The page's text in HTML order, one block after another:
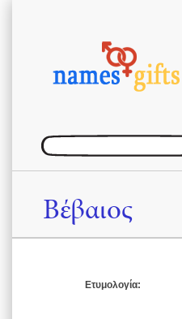
Βέβαιος
Ετυμολογία: